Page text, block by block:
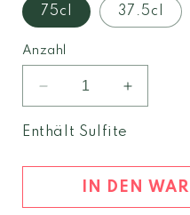
75cl 37.5cl
Anzahl
Verringere
die
Menge
Costamolino
Vermentino
di
Erhöhe
die
di
Enthält Sulfite
IN DEN